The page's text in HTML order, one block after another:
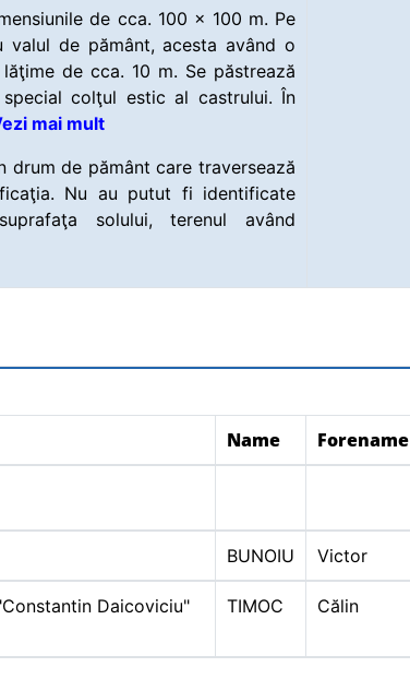
de cca. 100 x 100 m. Pe
valul de pământ, acesta având o
de cca. 10 m. Se păstrează
colţul estic al castrului. În
mai mult
de pământ care traversează
Nu au putut fi identificate
solului, terenul având
Name Forename
BUNOIU Victor
Daicoviciu"
TIMOC Călin